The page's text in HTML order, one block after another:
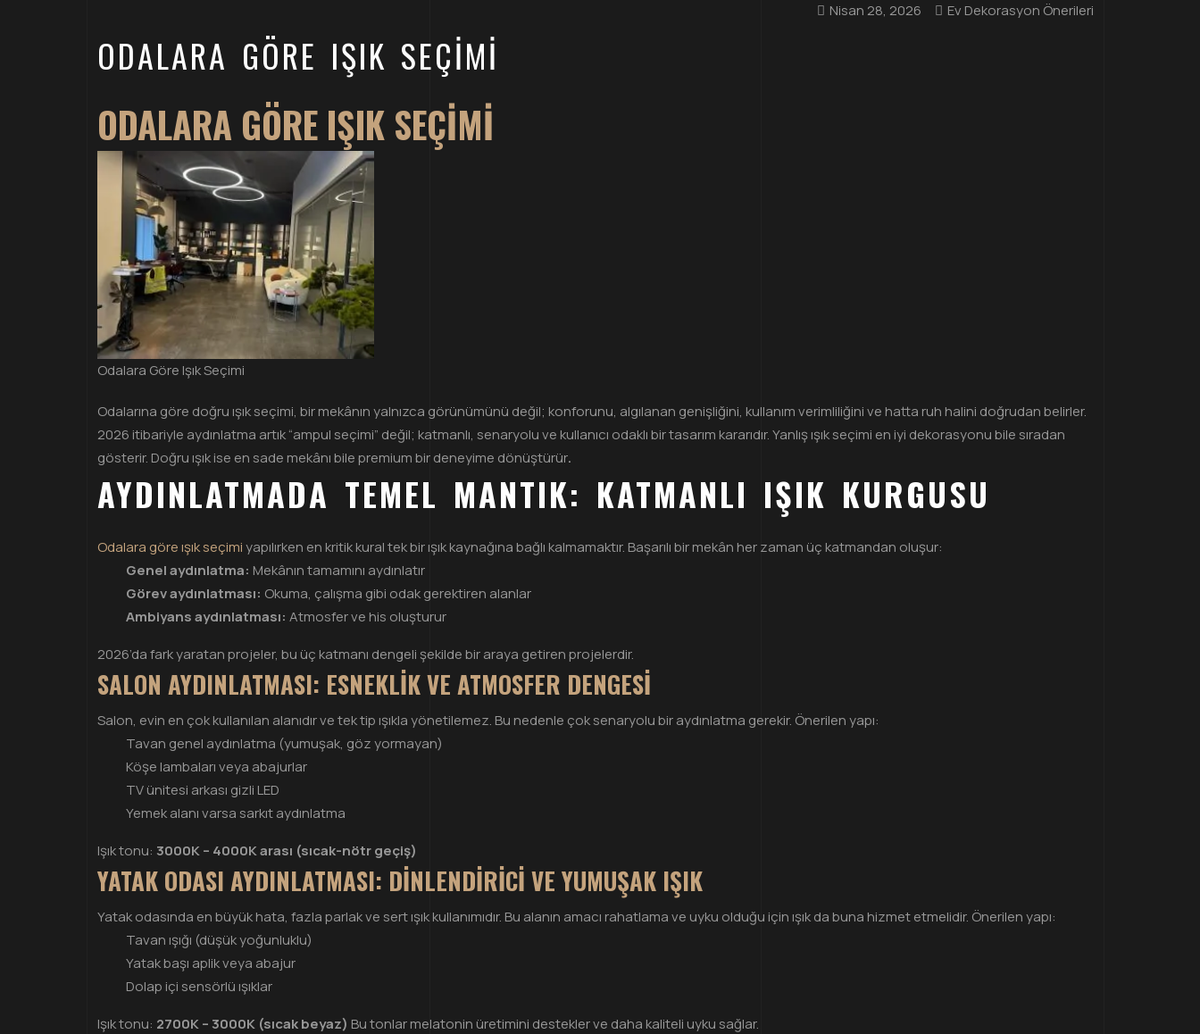
Nisan 28, 2026 Ev Dekorasyon Önerileri
ODALARA GÖRE IŞIK SEÇIMI
ODALARA GÖRE IŞIK SEÇIMI
Odalara Göre Işık Seçimi
Odalarına göre doğru ışık seçimi, bir mekânın yalnızca görünümünü değil; konforunu, algılanan genişliğini, kullanım verimliliğini ve hatta ruh halini doğrudan belirler.
2026 itibariyle aydınlatma artık “ampul seçimi” değil; katmanlı, senaryolu ve kullanıcı odaklı bir tasarım kararıdır. Yanlış ışık seçimi en iyi dekorasyonu bile sıradan
gösterir. Doğru ışık ise en sade mekânı bile premium bir deneyime dönüştürür.
AYDINLATMADA TEMEL MANTIK: KATMANLI IŞIK KURGUSU
Odalara göre ışık seçimiyapılırken en kritik kural tek bir ışık kaynağına bağlı kalmamaktır. Başarılı bir mekân her zaman üç katmandan oluşur:
Genel aydınlatma: Mekânın tamamını aydınlatır
Görev aydınlatması: Okuma, çalışma gibi odak gerektiren alanlar
Ambiyans aydınlatması: Atmosfer ve his oluşturur
2026’da fark yaratan projeler, bu üç katmanı dengeli şekilde bir araya getiren projelerdir.
SALON AYDINLATMASI: ESNEKLIK VE ATMOSFER DENGESI
Salon, evin en çok kullanılan alanıdır ve tek tip ışıkla yönetilemez. Bu nedenle çok senaryolu bir aydınlatma gerekir. Önerilen yapı:
Tavan genel aydınlatma (yumuşak, göz yormayan)
Köşe lambaları veya abajurlar
TV ünitesi arkası gizli LED
Yemek alanı varsa sarkıt aydınlatma
Işık tonu: 3000K – 4000K arası (sıcak-nötr geçiş)
YATAK ODASI AYDINLATMASI: DINLENDIRICI VE YUMUŞAK IŞIK
Yatak odasında en büyük hata, fazla parlak ve sert ışık kullanımıdır. Bu alanın amacı rahatlama ve uyku olduğu için ışık da buna hizmet etmelidir. Önerilen yapı:
Tavan ışığı (düşük yoğunluklu)
Yatak başı aplik veya abajur
Dolap içi sensörlü ışıklar
Işık tonu: 2700K – 3000K (sıcak beyaz) Bu tonlar melatonin üretimini destekler ve daha kaliteli uyku sağlar.